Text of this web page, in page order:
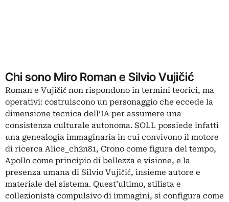
Chi sono Miro Roman e Silvio Vujičić
Roman e Vujičić non rispondono in termini teorici, ma
operativi: costruiscono un personaggio che eccede la
dimensione tecnica dell’IA per assumere una
consistenza culturale autonoma. SOLL possiede infatti
una genealogia immaginaria in cui convivono il motore
di ricerca Alice_ch3n81, Crono come figura del tempo,
Apollo come principio di bellezza e visione, e la
presenza umana di Silvio Vujičić, insieme autore e
materiale del sistema. Quest’ultimo, stilista e
collezionista compulsivo di immagini, si configura come